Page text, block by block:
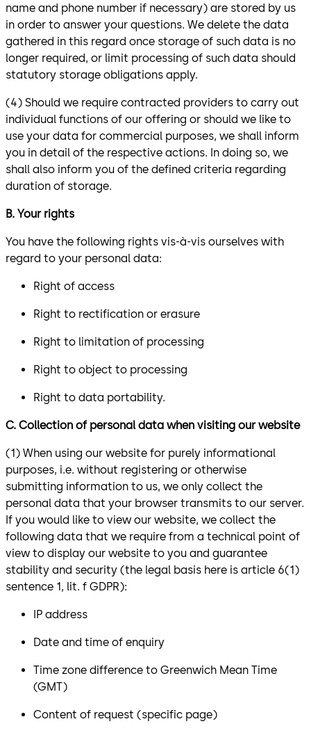
name and phone number if necessary) are stored by us
in order to answer your questions. We delete the data
gathered in this regard once storage of such data is no
longer required, or limit processing of such data should
statutory storage obligations apply.
(4) Should we require contracted providers to carry out
individual functions of our offering or should we like to
use your data for commercial purposes, we shall inform
you in detail of the respective actions. In doing so, we
shall also inform you of the defined criteria regarding
duration of storage.
B. Your rights
You have the following rights vis-à-vis ourselves with
regard to your personal data:
Right of access
Right to rectification or erasure
Right to limitation of processing
Right to object to processing
Right to data portability.
C. Collection of personal data when visiting our website
(1) When using our website for purely informational
purposes, i.e. without registering or otherwise
submitting information to us, we only collect the
personal data that your browser transmits to our server.
If you would like to view our website, we collect the
following data that we require from a technical point of
view to display our website to you and guarantee
stability and security (the legal basis here is article 6(1)
sentence 1, lit. f GDPR):
IP address
Date and time of enquiry
Time zone difference to Greenwich Mean Time
(GMT)
Content of request (specific page)